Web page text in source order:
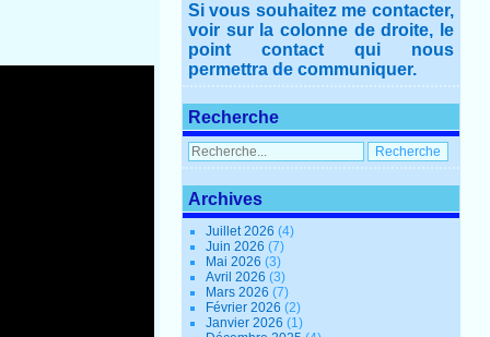
Si vous souhaitez me contacter,
voir sur la colonne de droite, le
point contact qui nous
permettra de communiquer.
Recherche
Archives
Juillet 2026(4)
Juin 2026(7)
Mai 2026(3)
Avril 2026(3)
Mars 2026(7)
Février 2026(2)
Janvier 2026(1)